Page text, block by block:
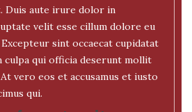
Duis aute irure dolor in
velit esse cillum dolore eu
sint occaecat cupidatat
culpa qui officia deserunt mollit
vero eos et accusamus et iusto
qui.